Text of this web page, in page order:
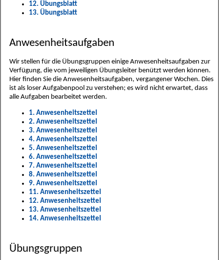
12. Übungsblatt
13. Übungsblatt
Anwesenheitsaufgaben
Wir stellen für die Übungsgruppen einige Anwesenheitsaufgaben zur
Verfügung, die vom jeweiligen Übungsleiter benützt werden können.
Hier finden Sie die Anwesenheitsaufgaben, vergangener Wochen. Dies
ist als loser Aufgabenpool zu verstehen; es wird nicht erwartet, dass
alle Aufgaben bearbeitet werden.
1. Anwesenheitszettel
2. Anwesenheitszettel
3. Anwesenheitszettel
4. Anwesenheitszettel
5. Anwesenheitszettel
6. Anwesenheitszettel
7. Anwesenheitszettel
8. Anwesenheitszettel
9. Anwesenheitszettel
11. Anwesenheitszettel
12. Anwesenheitszettel
13. Anwesenheitszettel
14. Anwesenheitszettel
Übungsgruppen